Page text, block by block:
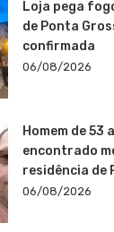
Loja pega
de Ponta
confirmada
06/08/2026
Homem de 53
encontrado
residência de
06/08/2026